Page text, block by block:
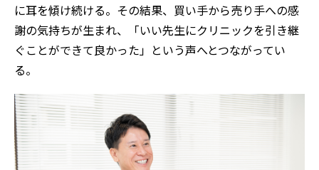
に耳を傾け続ける。その結果、買い手から売り手への感
謝の気持ちが生まれ、「いい先生にクリニックを引き継
ぐことができて良かった」という声へとつながってい
る。